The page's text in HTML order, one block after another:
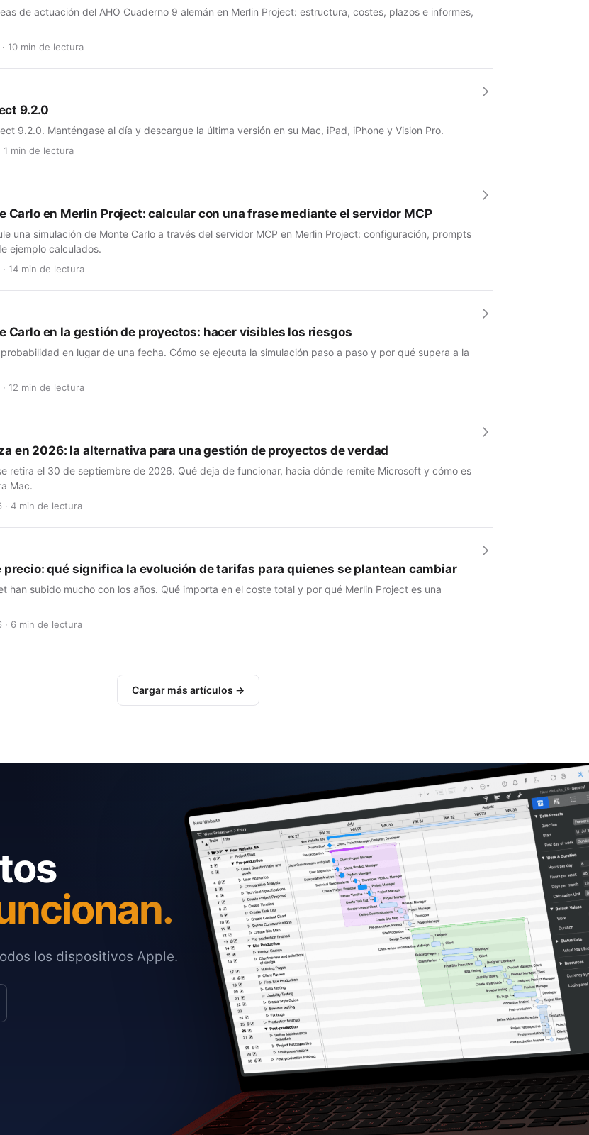
de actuación del AHO Cuaderno 9 alemán en Merlin Project: estructura, costes, plazos e informes,
10 min de lectura
9.2.0
9.2.0. Manténgase al día y descargue la última versión en su Mac, iPad, iPhone y Vision Pro.
1 min de lectura
Carlo en Merlin Project: calcular con una frase mediante el servidor MCP
una simulación de Monte Carlo a través del servidor MCP en Merlin Project: configuración, prompts
ejemplo calculados.
14 min de lectura
Carlo en la gestión de proyectos: hacer visibles los riesgos
en lugar de una fecha. Cómo se ejecuta la simulación paso a paso y por qué supera a la
12 min de lectura
en 2026: la alternativa para una gestión de proyectos de verdad
retira el 30 de septiembre de 2026. Qué deja de funcionar, hacia dónde remite Microsoft y cómo es
Mac.
· 4 min de lectura
qué significa la evolución de tarifas para quienes se plantean cambiar
han subido mucho con los años. Qué importa en el coste total y por qué Merlin Project es una
· 6 min de lectura
Cargar más artículos →
los dispositivos Apple.